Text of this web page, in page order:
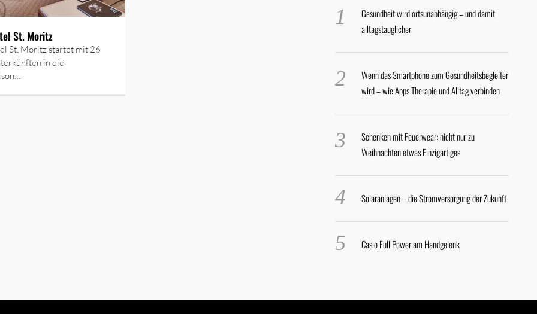
St. Moritz
St. Moritz startet mit 26
in die
Gesundheit wird ortsunabhängig – und damit
alltagstauglicher
Wenn das Smartphone zum Gesundheitsbegleiter
wird – wie Apps Therapie und Alltag verbinden
Schenken mit Feuerwear: nicht nur zu
Weihnachten etwas Einzigartiges
Solaranlagen – die Stromversorgung der Zukunft
Casio Full Power am Handgelenk